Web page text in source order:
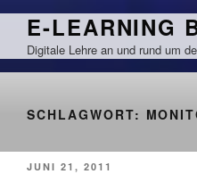
Zum
springen
E-LEARNING
Digitale Lehre an und rund um
SCHLAGWORT:
VERÖFFENTLICHT
JUNI 21, 2011